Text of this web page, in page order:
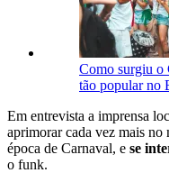
Como surgiu o
tão popular no
Em entrevista a imprensa
aprimorar cada vez mais no
época de Carnaval, e se
o funk.